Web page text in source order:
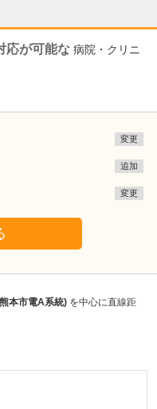
応が可能な 病院・クリニ
変更
追加
変更
本市電A系統) を中心に直線距